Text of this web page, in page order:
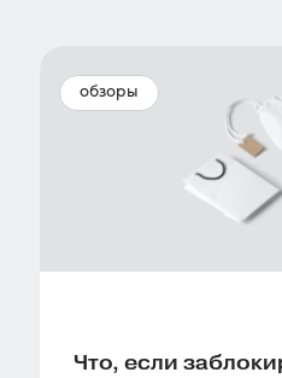
обзоры
Что, если